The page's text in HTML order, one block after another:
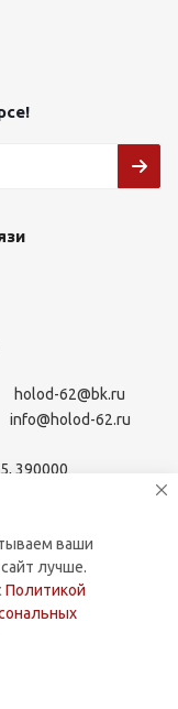
holod-62@bk.ru
info@holod-62.ru
390000
бытовой и
ваши
лучше.
Политикой